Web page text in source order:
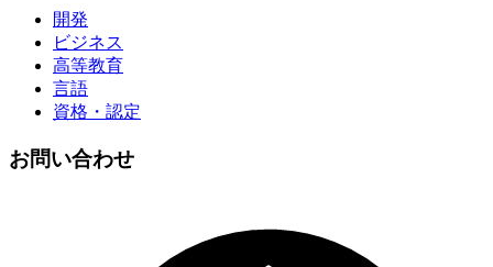
開発
ビジネス
高等教育
言語
資格・認定
お問い合わせ